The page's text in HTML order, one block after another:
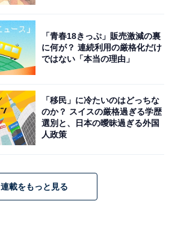
「青春18きっぷ」販売激減の裏
に何が？ 連続利用の厳格化だけ
ではない「本当の理由」
「移民」に冷たいのはどっちな
のか？ スイスの厳格過ぎる学歴
選別と、日本の曖昧過ぎる外国
人政策
連載をもっと見る